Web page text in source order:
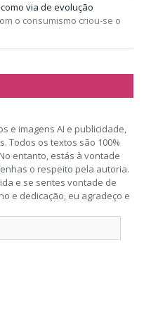
via de evolução
o consumismo criou-se o
e imagens AI e publicidade,
Todos os textos são 100%
entanto, estás à vontade
o respeito pela autoria.
e se sentes vontade de
e dedicação, eu agradeço e